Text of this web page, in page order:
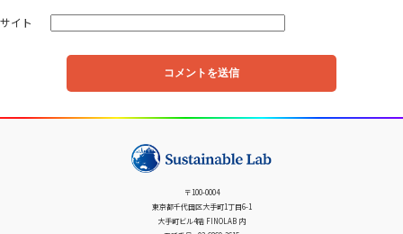
サイト
〒100-0004
東京都千代田区大手町1丁目6-1
大手町ビル4階 FINOLAB 内